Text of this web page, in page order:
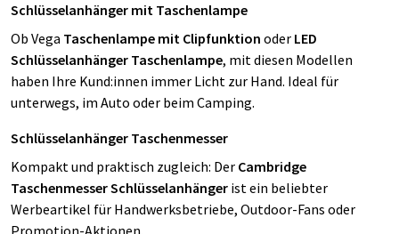
Schlüsselanhänger mit Taschenlampe
Ob Vega Taschenlampe mit Clipfunktion oder LED
Schlüsselanhänger Taschenlampe, mit diesen Modellen
haben Ihre Kund:innen immer Licht zur Hand. Ideal für
unterwegs, im Auto oder beim Camping.
Schlüsselanhänger Taschenmesser
Kompakt und praktisch zugleich: Der Cambridge
Taschenmesser Schlüsselanhänger ist ein beliebter
Werbeartikel für Handwerksbetriebe, Outdoor-Fans oder
Promotion-Aktionen.